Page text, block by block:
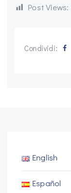
Post Views:
Condividi:
English
Español